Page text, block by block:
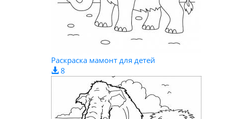
Раскраска мамонт для детей
8